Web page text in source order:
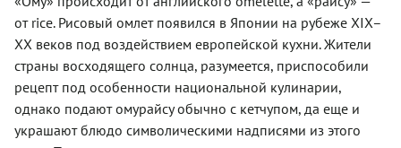
от rice. Рисовый омлет появился в Японии на рубеже XIX–
XX веков под воздействием европейской кухни. Жители
страны восходящего солнца, разумеется, приспособили
рецепт под особенности национальной кулинарии,
однако подают омурайсу обычно с кетчупом, да еще и
украшают блюдо символическими надписями из этого